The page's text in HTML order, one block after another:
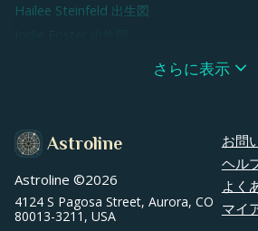
Hailee Steinfeld 出生図
Jacqueline Kennedy Onassis
Chris Cornell
Virginia Woolf 出生図
Jamie Dornan 出生図
さらに表示
Astroline
Astroline ©2026
4124 S Pagosa Street, Aurora, CO
80013-3211, USA
お問
ヘル
よく
マイ